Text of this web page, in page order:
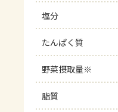
塩分
たんぱく質
野菜摂取量※
脂質